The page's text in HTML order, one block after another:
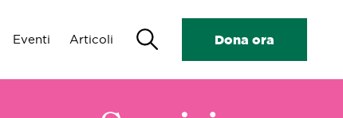
Eventi Articoli
Search
Dona ora